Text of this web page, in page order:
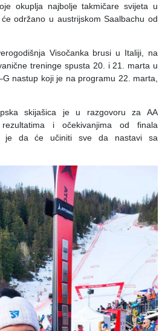
okuplja najbolje takmičare svijeta u
održano u austrijskom Saalbachu od
Visočanka brusi u Italiji, na
treninge spusta 20. i 21. marta u
nastup koji je na programu 22. marta,
skijašica je u razgovoru za AA
i očekivanjima od finala
je da će učiniti sve da nastavi sa